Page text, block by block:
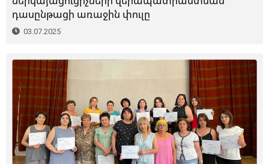
դասընթացի առաջին փուլը
03.07.2025